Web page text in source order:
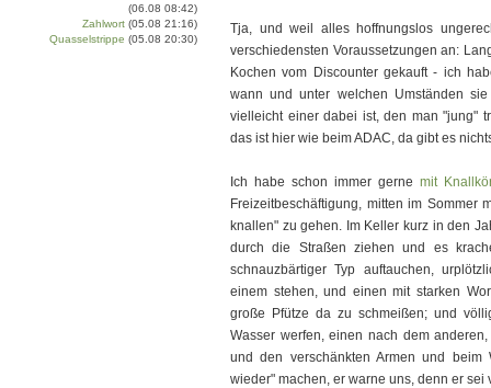
Tja, und weil alles hoffnungslos
verschiedensten Voraussetzungen an:
Kochen vom Discounter gekauft - ich
wann und unter welchen Umständen
vielleicht einer dabei ist, den man "jung"
das ist hier wie beim ADAC, da gibt es
Ich habe schon immer gernemit
Freizeitbeschäftigung, mitten im Sommer
knallen" zu gehen. Im Keller kurz in den
durch die Straßen ziehen und es
schnauzbärtiger Typ auftauchen,
einem stehen, und einen mit starken
große Pfütze da zu schmeißen; und
Wasser werfen, einen nach dem
und den verschänkten Armen und
wieder" machen, er warne uns, denn er sei
(06.08 08:42)
Zahlwort (05.08 21:16)
Quasselstrippe (05.08 20:30)